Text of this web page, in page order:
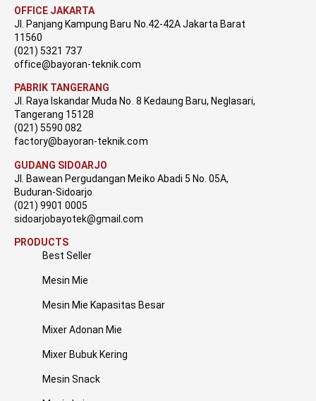
OFFICE JAKARTA
Jl. Panjang Kampung Baru No.42-42A Jakarta Barat
11560
(021) 5321 737
office@bayoran-teknik.com
PABRIK TANGERANG
Jl. Raya Iskandar Muda No. 8 Kedaung Baru, Neglasari,
Tangerang 15128
(021) 5590 082
factory@bayoran-teknik.com
GUDANG SIDOARJO
Jl. Bawean Pergudangan Meiko Abadi 5 No. 05A,
Buduran-Sidoarjo
(021) 9901 0005
sidoarjobayotek@gmail.com
PRODUCTS
Best Seller
Mesin Mie
Mesin Mie Kapasitas Besar
Mixer Adonan Mie
Mixer Bubuk Kering
Mesin Snack